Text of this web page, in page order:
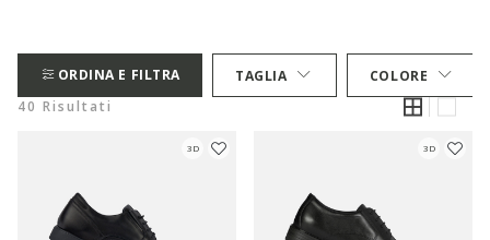
ORDINA E FILTRA TAGLIA
COLORE
40 Risultati
3D 3D